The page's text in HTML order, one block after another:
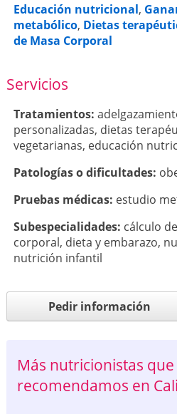
Educación nutricional,
metabólico, Dietas
de Masa Corporal
Servicios
Tratamientos:
personalizadas, dietas
vegetarianas, educación
Patologí­as o dificultades:
Pruebas médicas: estudio
Subespecialidades: cálculo
corporal, dieta y embarazo,
nutrición infantil
Pedir información
Más nutricionistas que
recomendamos en Cali